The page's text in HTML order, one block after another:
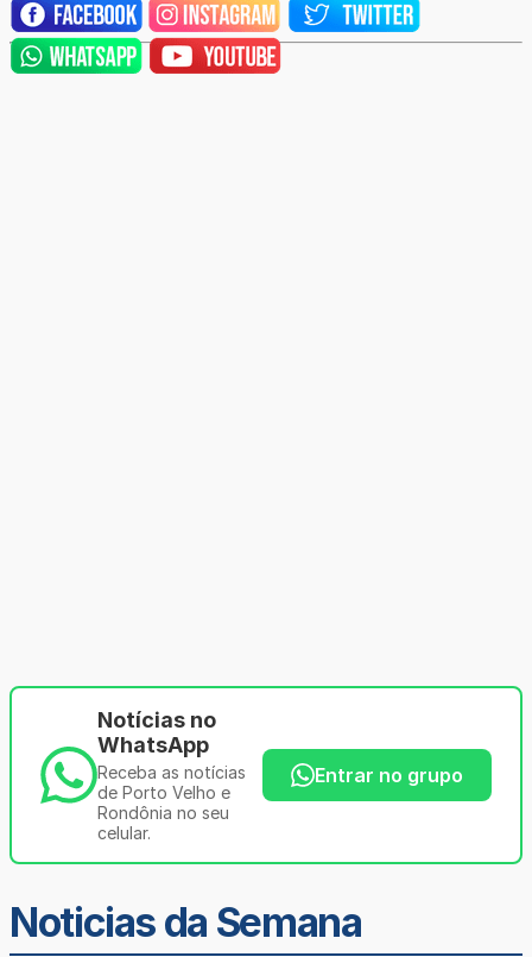
Notícias no
WhatsApp
Receba as notícias
de Porto Velho e
Rondônia no seu
celular.
Entrar no grupo
Noticias da Semana